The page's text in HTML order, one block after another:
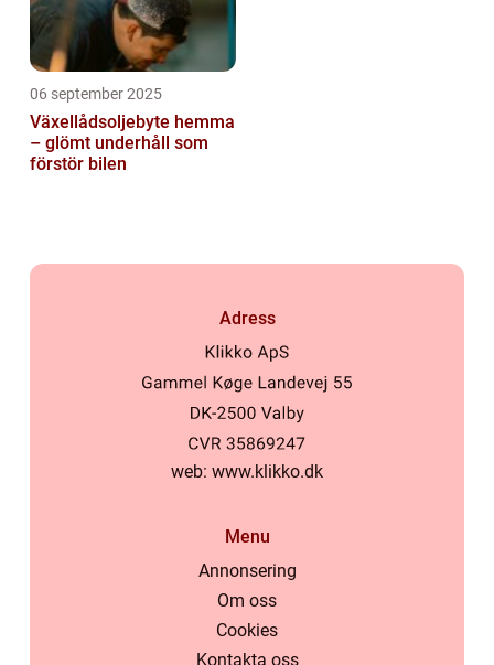
06 september 2025
Växellådsoljebyte hemma
– glömt underhåll som
förstör bilen
Adress
web: www.klikko.dk
Menu
Annonsering
Om oss
Cookies
Kontakta oss